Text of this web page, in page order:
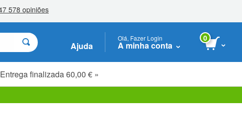
Ajuda
Olá, Fazer Login
A minha conta
0
Entrega finalizada 60,00 € »